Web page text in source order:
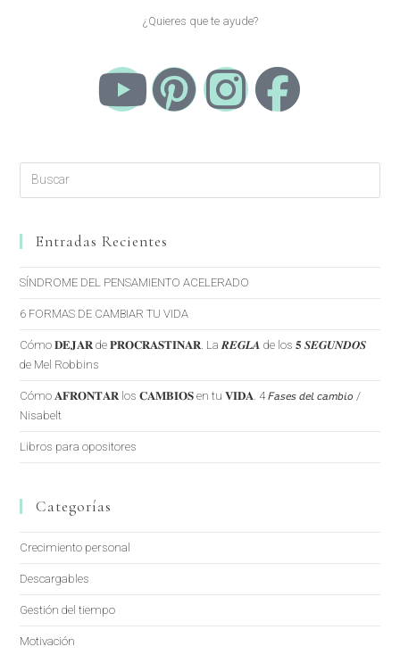
¿Quieres que te ayude?
Entradas Recientes
SÍNDROME DEL PENSAMIENTO ACELERADO
6 FORMAS DE CAMBIAR TU VIDA
Cómo 𝐃𝐄𝐉𝐀𝐑 de 𝐏𝐑𝐎𝐂𝐑𝐀𝐒𝐓𝐈𝐍𝐀𝐑. La 𝑹𝑬𝑮𝑳𝑨 de los 𝟓 𝑺𝑬𝑮𝑼𝑵𝑫𝑶𝑺
de Mel Robbins
Cómo 𝐀𝐅𝐑𝐎𝐍𝐓𝐀𝐑 los 𝐂𝐀𝐌𝐁𝐈𝐎𝐒 en tu 𝐕𝐈𝐃𝐀. 4 𝘍𝘢𝘴𝘦𝘴 𝘥𝘦𝘭 𝘤𝘢𝘮𝘣𝘪𝘰 /
Nisabelt
Libros para opositores
Categorías
Crecimiento personal
Descargables
Gestión del tiempo
Motivación